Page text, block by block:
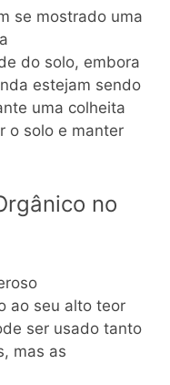
se mostrado uma
do solo, embora
estejam sendo
uma colheita
o solo e manter
no
ao seu alto teor
ser usado tanto
mas as